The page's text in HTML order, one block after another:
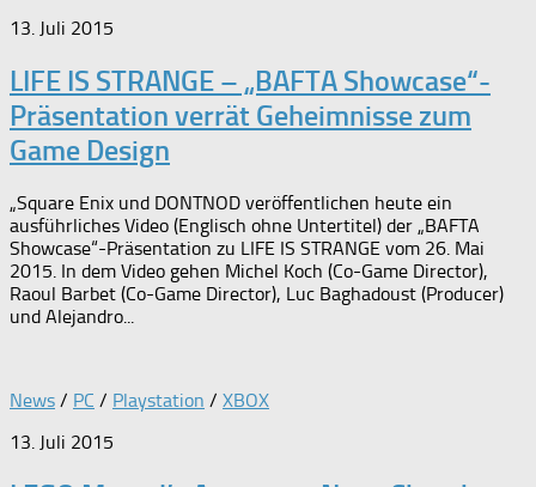
13. Juli 2015
LIFE IS STRANGE – „BAFTA Showcase“-
Präsentation verrät Geheimnisse zum
Game Design
„Square Enix und DONTNOD veröffentlichen heute ein
ausführliches Video (Englisch ohne Untertitel) der „BAFTA
Showcase“-Präsentation zu LIFE IS STRANGE vom 26. Mai
2015. In dem Video gehen Michel Koch (Co-Game Director),
Raoul Barbet (Co-Game Director), Luc Baghadoust (Producer)
und Alejandro...
News / PC / Playstation / XBOX
13. Juli 2015